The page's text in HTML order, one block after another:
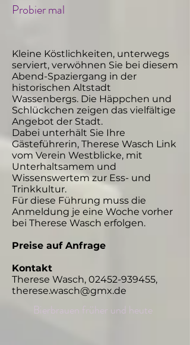
Probier mal
Kleine Köstlichkeiten, unterwegs
serviert, verwöhnen Sie bei diesem
Abend-Spaziergang in der
historischen Altstadt
Wassenbergs. Die Häppchen und
Schlückchen zeigen das vielfältige
Angebot der Stadt.
Dabei unterhält Sie Ihre
Gästeführerin, Therese Wasch Link
vom Verein Westblicke, mit
Unterhaltsamem und
Wissenswertem zur Ess- und
Trinkkultur.
Für diese Führung muss die
Anmeldung je eine Woche vorher
bei Therese Wasch erfolgen.
Preise auf Anfrage
Kontakt
Therese Wasch, 02452-939455,
therese.wasch@gmx.de
Bierbrauen früher und heute